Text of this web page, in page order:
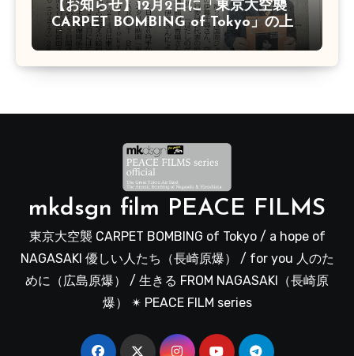
【お知らせ】12月2日に「東京大空襲
CARPET BOMBING of Tokyo」の上
映会があります
mkdsgn film PEACE FILMS
東京大空襲 CARPET BOMBING of Tokyo / a hope of
NAGASAKI 優しい人たち（長崎原爆） / for you 人のた
めに（広島原爆） / 生きる FROM NAGASAKI（長崎原
爆） ✴︎ PEACE FILM series